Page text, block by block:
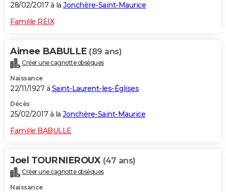
28/02/2017 à la Jonchère-Saint-Maurice
Famille REIX
Aimee BABULLE (89 ans)
Créer une cagnotte obsèques
Naissance
22/11/1927 à Saint-Laurent-les-Églises
Décès
25/02/2017 à la Jonchère-Saint-Maurice
Famille BABULLE
Joel TOURNIEROUX (47 ans)
Créer une cagnotte obsèques
Naissance